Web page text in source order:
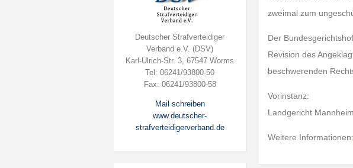
Deutscher Strafverteidiger
Verband e.V. (DSV)
Karl-Ulrich-Str. 3, 67547 Worms
Tel: 06241/93800-50
Fax: 06241/93800-58
Mail schreiben
www.deutscher-
strafverteidigerverband.de
zweimal zum
Der
Revision des
beschwerenden
Vorinstanz:
Landgericht
Weitere Informationen: